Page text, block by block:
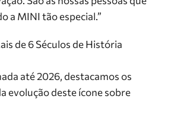
a MINI tão especial.”
de 6 Séculos de História
até 2026, destacamos os
evolução deste ícone sobre